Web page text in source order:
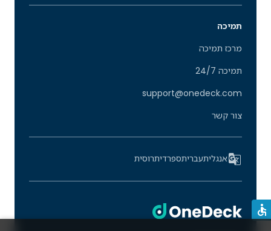
תמיכה
מרכז תמיכה
תמיכה 24/7
support@onedeck.com
צור קשר
אנגליתעבריתספרדיתרוסית